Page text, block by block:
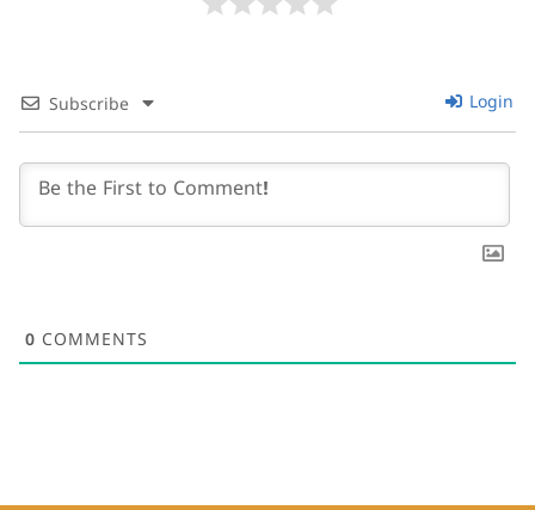
Subscribe Login
0 COMMENTS